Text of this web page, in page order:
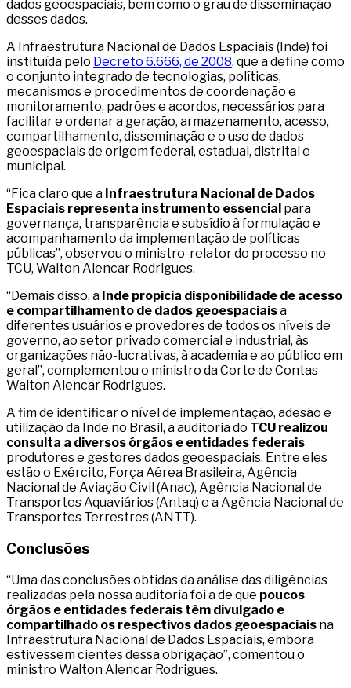
dados geoespaciais, bem como o grau de disseminação
desses dados.
A Infraestrutura Nacional de Dados Espaciais (Inde) foi
instituída pelo Decreto 6.666, de 2008, que a define como
o conjunto integrado de tecnologias, políticas,
mecanismos e procedimentos de coordenação e
monitoramento, padrões e acordos, necessários para
facilitar e ordenar a geração, armazenamento, acesso,
compartilhamento, disseminação e o uso de dados
geoespaciais de origem federal, estadual, distrital e
municipal.
“Fica claro que a Infraestrutura Nacional de Dados
Espaciais representa instrumento essencial para
governança, transparência e subsídio à formulação e
acompanhamento da implementação de políticas
públicas”, observou o ministro-relator do processo no
TCU, Walton Alencar Rodrigues.
“Demais disso, a Inde propicia disponibilidade de acesso
e compartilhamento de dados geoespaciaisa
diferentes usuários e provedores de todos os níveis de
governo, ao setor privado comercial e industrial, às
organizações não-lucrativas, à academia e ao público em
geral”, complementou o ministro da Corte de Contas
Walton Alencar Rodrigues.
A fim de identificar o nível de implementação, adesão e
utilização da Inde no Brasil, a auditoria do TCU realizou
consulta a diversos órgãos e entidades federais
produtores e gestores dados geoespaciais. Entre eles
estão o Exército, Força Aérea Brasileira, Agência
Nacional de Aviação Civil (Anac), Agência Nacional de
Transportes Aquaviários (Antaq) e a Agência Nacional de
Transportes Terrestres (ANTT).
Conclusões
“Uma das conclusões obtidas da análise das diligências
realizadas pela nossa auditoria foi a de que poucos
órgãos e entidades federais têm divulgado e
compartilhado os respectivos dados geoespaciais na
Infraestrutura Nacional de Dados Espaciais, embora
estivessem cientes dessa obrigação”, comentou o
ministro Walton Alencar Rodrigues.